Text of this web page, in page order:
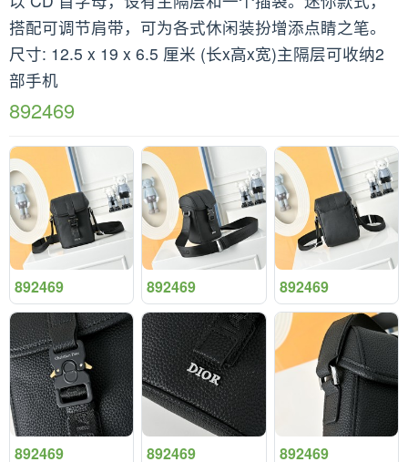
搭配可调节肩带，可为各式休闲装扮增添点睛之笔。
尺寸: 12.5 x 19 x 6.5 厘米 (长x高x宽)主隔层可收纳2
部手机
892469
892469 892469 892469
892469 892469 892469